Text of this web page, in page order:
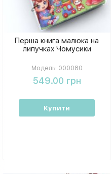
Перша книга малюка на
липучках Чомусики
Модель: 000080
549.00 грн
Купити